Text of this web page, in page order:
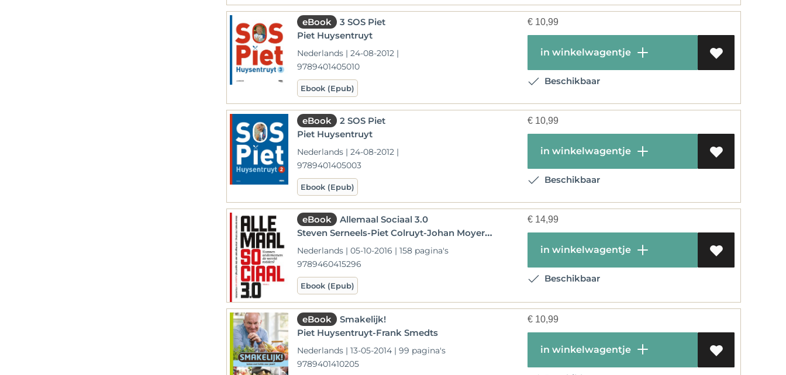
eBook
3 SOS Piet
Piet Huysentruyt
Nederlands | 24-08-2012 |
9789401405010
Ebook (Epub)
€ 10,99
in winkelwagentje
Beschikbaar
eBook
2 SOS Piet
Piet Huysentruyt
Nederlands | 24-08-2012 |
9789401405003
Ebook (Epub)
€ 10,99
in winkelwagentje
Beschikbaar
eBook
Allemaal Sociaal 3.0
Steven Serneels-Piet Colruyt-Johan Moyersoen-Marieke Huysentruyt
Nederlands | 05-10-2016 | 158 pagina's
9789460415296
Ebook (Epub)
€ 14,99
in winkelwagentje
Beschikbaar
eBook
Smakelijk!
Piet Huysentruyt-Frank Smedts
Nederlands | 13-05-2014 | 99 pagina's
9789401410205
€ 10,99
in winkelwagentje